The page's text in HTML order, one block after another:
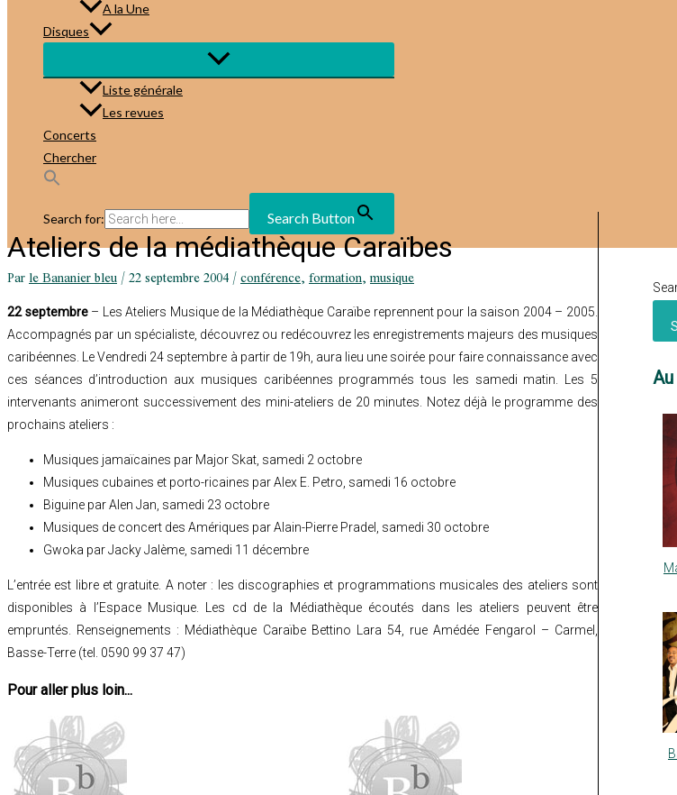
A la Une
Disques
Liste générale
Les revues
Concerts
Chercher
Search for: Search Button
Ateliers de la médiathèque Caraïbes
Parle Bananier bleu/22 septembre 2004/conférence,formation,musique
22 septembre– LesAteliers Musique de la Médiathèque Caraïbe reprennent pour la saison 2004 – 2005
Accompagnés par un spécialiste, découvrez ou redécouvrez les enregistrements majeurs des musiques
caribéennes. Le Vendredi 24 septembre à partir de 19h, aura lieu une soirée pour faire connaissance avec
ces séances d’introduction aux musiques caribéennes programmés tous les samedi matin. Les 5
intervenants animeront successivement des mini-ateliers de 20 minutes. Notez déjà le programme des
prochains ateliers :
Musiques jamaïcaines par Major Skat, samedi 2 octobre
Musiques cubaines et porto-ricaines par Alex E. Petro, samedi 16 octobre
Biguine par Alen Jan, samedi 23 octobre
Musiques de concert des Amériques par Alain-Pierre Pradel, samedi 30 octobre
Gwoka par Jacky Jalème, samedi 11 décembre
L’entrée est libre et gratuite. A noter : les discographies et programmations musicales des ateliers sont
disponibles à l’Espace Musique. Les cd de la Médiathèque écoutés dans les ateliers peuvent être
empruntés. Renseignements : Médiathèque Caraïbe Bettino Lara 54, rue Amédée Fengarol – Carmel,
Basse-Terre (tel. 0590 99 37 47)
Pour aller plus loin...